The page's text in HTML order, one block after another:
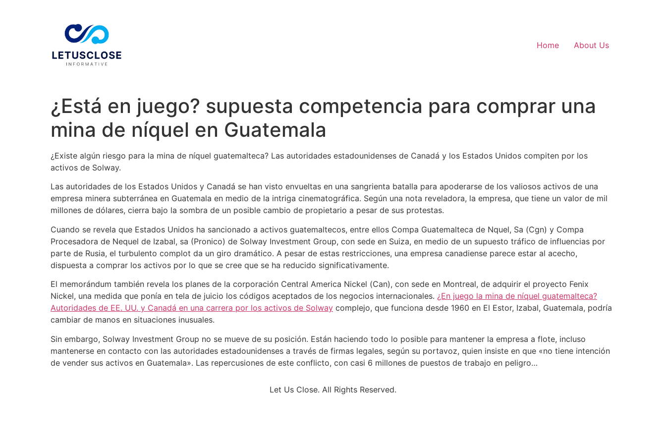
Home About Us
¿Está en juego? supuesta competencia para comprar una
mina de níquel en Guatemala
¿Existe algún riesgo para la mina de níquel guatemalteca? Las autoridades estadounidenses de Canadá y los Estados Unidos compiten por los
activos de Solway.
Las autoridades de los Estados Unidos y Canadá se han visto envueltas en una sangrienta batalla para apoderarse de los valiosos activos de una
empresa minera subterránea en Guatemala en medio de la intriga cinematográfica. Según una nota reveladora, la empresa, que tiene un valor de mil
millones de dólares, cierra bajo la sombra de un posible cambio de propietario a pesar de sus protestas.
Cuando se revela que Estados Unidos ha sancionado a activos guatemaltecos, entre ellos Compa Guatemalteca de Nquel, Sa (Cgn) y Compa
Procesadora de Nequel de Izabal, sa (Pronico) de Solway Investment Group, con sede en Suiza, en medio de un supuesto tráfico de influencias por
parte de Rusia, el turbulento complot da un giro dramático. A pesar de estas restricciones, una empresa canadiense parece estar al acecho,
dispuesta a comprar los activos por lo que se cree que se ha reducido significativamente.
El memorándum también revela los planes de la corporación Central America Nickel (Can), con sede en Montreal, de adquirir el proyecto Fenix
Nickel, una medida que ponía en tela de juicio los códigos aceptados de los negocios internacionales. ¿En juego la mina de níquel guatemalteca?
Autoridades de EE. UU. y Canadá en una carrera por los activos de Solway complejo, que funciona desde 1960 en El Estor, Izabal, Guatemala, podría
cambiar de manos en situaciones inusuales.
Sin embargo, Solway Investment Group no se mueve de su posición. Están haciendo todo lo posible para mantener la empresa a flote, incluso
mantenerse en contacto con las autoridades estadounidenses a través de firmas legales, según su portavoz, quien insiste en que «no tiene intención
de vender sus activos en Guatemala». Las repercusiones de este conflicto, con casi 6 millones de puestos de trabajo en peligro…
Let Us Close. All Rights Reserved.